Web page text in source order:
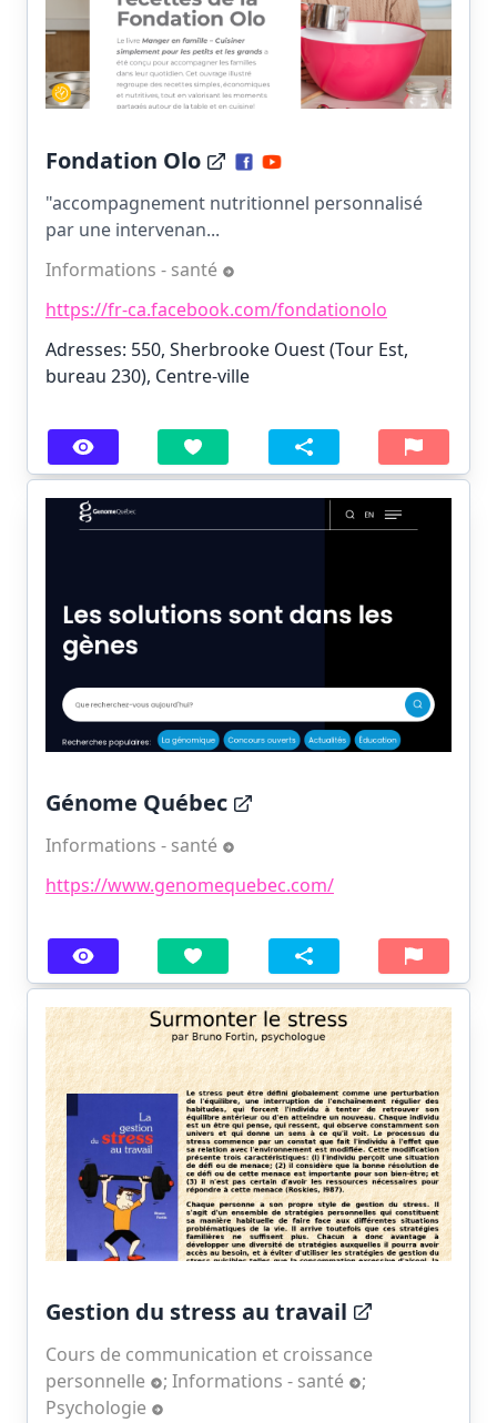
Fondation Olo
"accompagnement nutritionnel personnalisé
par une intervenan...
Informations - santé
https://fr-ca.facebook.com/fondationolo
Adresses: 550, Sherbrooke Ouest (Tour Est,
bureau 230), Centre-ville
Génome Québec
Informations - santé
https://www.genomequebec.com/
Gestion du stress au travail
Cours de communication et croissance
personnelle
; Informations - santé
;
Psychologie